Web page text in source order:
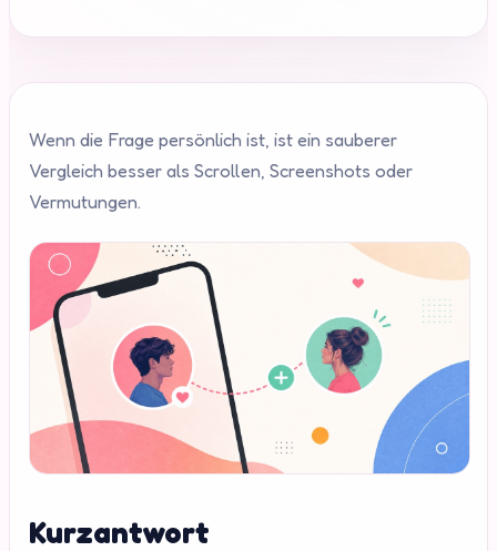
Wenn die Frage persönlich ist, ist ein sauberer
Vergleich besser als Scrollen, Screenshots oder
Vermutungen.
Kurzantwort